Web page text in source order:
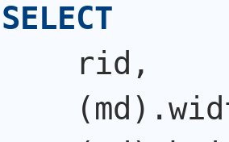
SELECT
    rid,
(md )